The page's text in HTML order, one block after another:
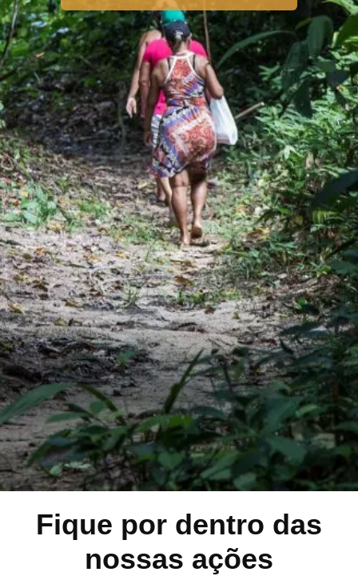
Fique por dentro das
nossas ações